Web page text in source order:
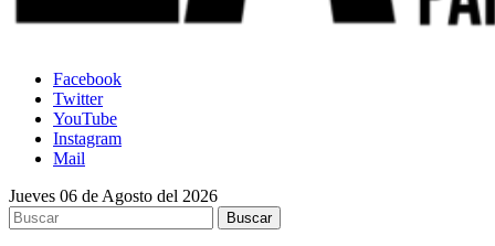
Facebook
Twitter
YouTube
Instagram
Mail
Jueves 06 de Agosto del 2026